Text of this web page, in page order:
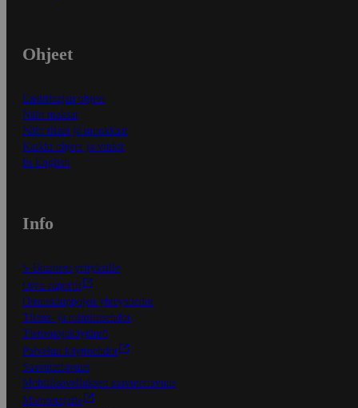
Ohjeet
Ensitilaajan ohjeet
Näin maksat
Näin tilaat ja muokkaat
Kaikki ohjeet ja vinkit
In English
Info
S-Business yrityksille
Oiva-raportit
Osuuskauppojen yhteystiedot
Tilaus- ja toimitusehdot
Tietosuojakäytäntö
Palvelun käyttöehdot
Saavutettavuus
Mobiilisovelluksen saavutettavuus
Mainostajalle